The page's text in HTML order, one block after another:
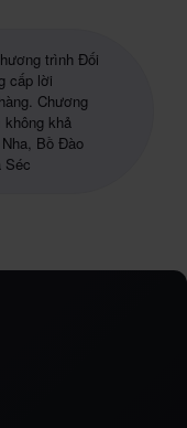
trình Đối
cấp lời
Chương
khả
Bồ Đào
Séc